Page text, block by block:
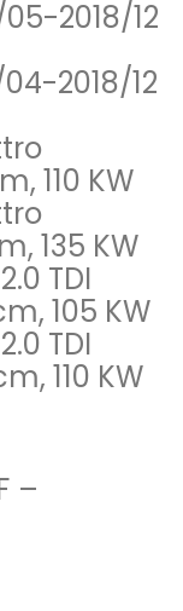
05-2018/12
04-2018/12
110 KW
135 KW
TDI
105 KW
TDI
110 KW
–